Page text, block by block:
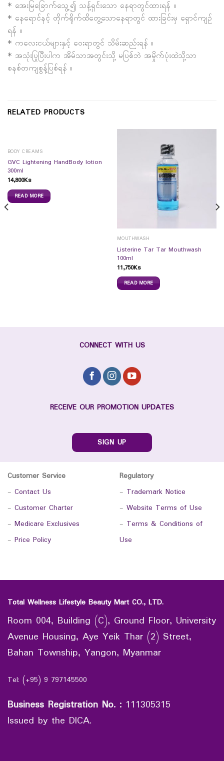
* အေးမြခြောက်သွေ့၍ သန့်ရှင်းသော နေရာတွင်ထားရန် ။
* နေရောင်နင့် တိုက်ရိုက်ထိတွေ့သောနေရာတွင် ထားခြင်းမှ ရှောင်ကျဥ်
ရန် ။
* ကလေးငယ်များနှင့် ဝေးရာတွင် သိမ်းဆည်းရန် ။
* အသုံးပြုပြီးပါက အိမ်သာအတွင်းသို့ မပြစ်ဘဲ အမှိုက်ပုံးထဲသို့သာ
စနစ်တကျစွန့်ပြစ်ရန် ။
RELATED PRODUCTS
BODY CREAMS
GVC Lightening HandBody lotion
300ml
14,800Ks
READ MORE
MOUTHWASH
Listerine Tar Tar Mouthwash
100ml
11,750Ks
READ MORE
CONNECT WITH US
RECEIVE OUR PROMOTION UPDATES
SIGN UP
Customer Service
- Contact Us
- Customer Charter
- Medicare Exclusives
- Price Policy
Regulatory
- Trademark Notice
- Website Terms of Use
- Terms & Conditions of
Use
Total Wellness Lifestyle Beauty Mart CO., LTD.
Room 004, Building (C), Ground Floor, University
Avenue Housing, Aye Yeik Thar (2) Street,
Bahan Township, Yangon, Myanmar
Tel: (+95) 9 797145500
Business Registration No. : 111305315
Issued by the DICA.